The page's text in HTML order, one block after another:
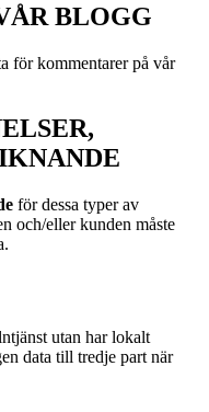
BLOGG
för kommentarer på vår
för dessa typer av
och/eller kunden måste
utan har lokalt
data till tredje part när